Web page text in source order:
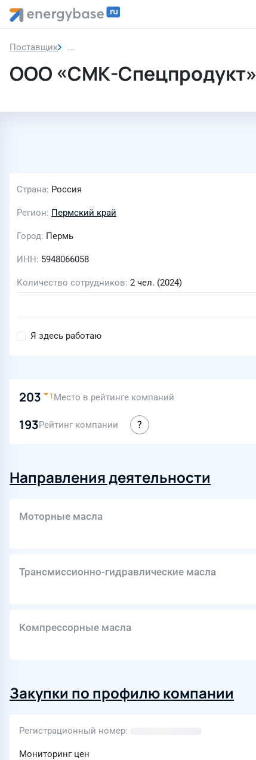
Поставщик ООО «СМК-Спецпродукт»
ООО «СМК-Спецпродукт»
Страна Россия
Регион Пермский край
Город Пермь
ИНН 5948066058
Количество сотрудников 2 чел. (2024)
Я здесь работаю
203 1 Место в рейтинге компаний
193Рейтинг компании
Направления деятельности
Моторные масла
Трансмиссионно-гидравлические масла
Компрессорные масла
Закупки по профилю компании
Регистрационный номер
Мониторинг цен